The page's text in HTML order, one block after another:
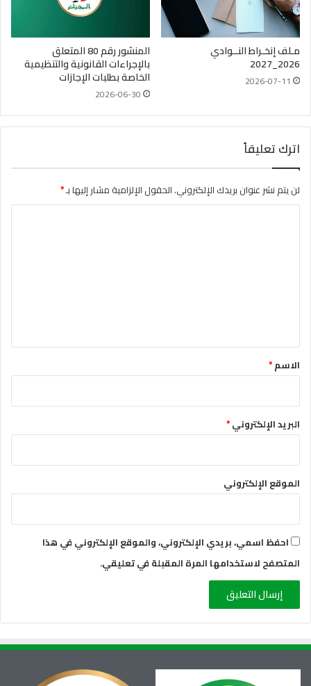
مـلف إنخـراط النــوادي
2026_2027
2026-07-11
المنشور رقم 80 المتعلق
بالإجراءات القانونية والتنظيمية
الخاصة بطلبات الإجازات
2026-06-30
اترك تعليقاً
لن يتم نشر عنوان بريدك الإلكتروني.الحقول الإلزامية مشار إليها بـ*
*الاسم*
البريد الإلكتروني*
الموقع الإلكتروني
احفظ اسمي، بريدي الإلكتروني، والموقع الإلكتروني في هذا
المتصفح لاستخدامها المرة المقبلة في تعليقي.